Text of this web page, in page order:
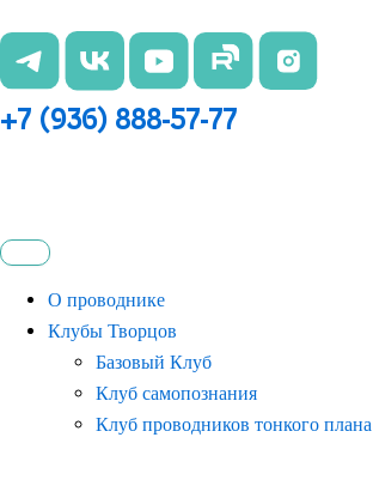
к
содержимому
+7 (936) 888-57-77
О проводнике
Клубы Творцов
Базовый Клуб
Клуб самопознания
Клуб проводников тонкого плана